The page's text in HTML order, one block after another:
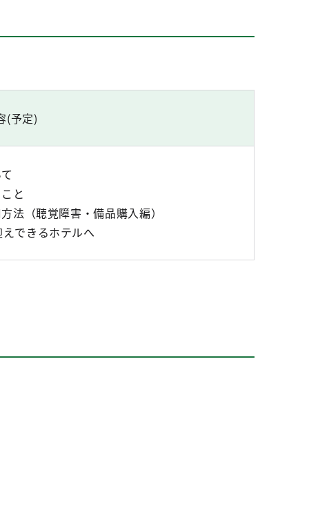
(予定)
と
法（聴覚障害・備品購入編）
できるホテルへ